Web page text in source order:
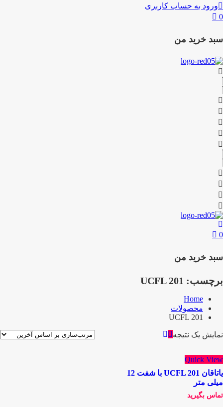
ورود به حساب کاربری
0
سبد خرید من
0
سبد خرید من
برچسب: UCFL 201
Home
محصولات
UCFL 201
نمایش یک نتیجه
Quick View
یاتاقان UCFL 201 با شفت 12
میلی متر
تماس بگیرید